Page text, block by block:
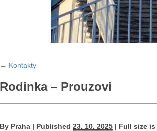
← Kontakty
Rodinka – Prouzovi
By Praha | Published 23. 10. 2025 | Full size is